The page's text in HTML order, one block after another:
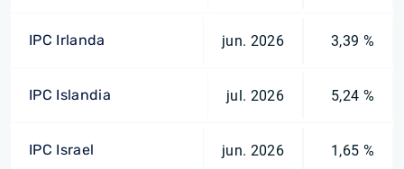
IPC Irlanda jun. 2026 3,39 %
IPC Islandia jul. 2026 5,24 %
IPC Israel jun. 2026 1,65 %